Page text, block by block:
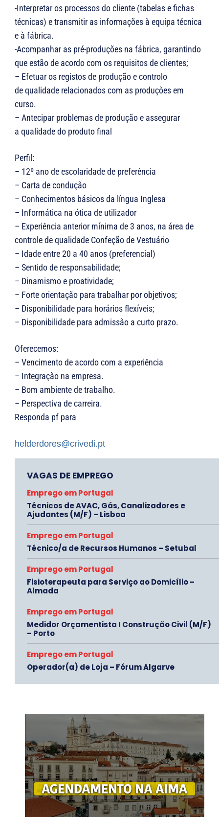
-Interpretar os processos do cliente (tabelas e fichas
técnicas) e transmitir as informações à equipa técnica
e à fábrica.
-Acompanhar as pré-produções na fábrica, garantindo
que estão de acordo com os requisitos de clientes;
– Efetuar os registos de produção e controlo
de qualidade relacionados com as produções em
curso.
– Antecipar problemas de produção e assegurar
a qualidade do produto final
Perfil:
– 12º ano de escolaridade de preferência
– Carta de condução
– Conhecimentos básicos da língua Inglesa
– Informática na ótica de utilizador
– Experiência anterior mínima de 3 anos, na área de
controle de qualidade Confeção de Vestuário
– Idade entre 20 a 40 anos (preferencial)
– Sentido de responsabilidade;
– Dinamismo e proatividade;
– Forte orientação para trabalhar por objetivos;
– Disponibilidade para horários flexíveis;
– Disponibilidade para admissão a curto prazo.
Oferecemos:
– Vencimento de acordo com a experiência
– Integração na empresa.
– Bom ambiente de trabalho.
– Perspectiva de carreira.
Responda pf para
helderdores@crivedi.pt
VAGAS DE EMPREGO
Emprego em Portugal
Técnicos de AVAC, Gás, Canalizadores e
Ajudantes (M/F) – Lisboa
Emprego em Portugal
Técnico/a de Recursos Humanos – Setubal
Emprego em Portugal
Fisioterapeuta para Serviço ao Domicílio –
Almada
Emprego em Portugal
Medidor Orçamentista I Construção Civil (M/F)
– Porto
Emprego em Portugal
Operador(a) de Loja – Fórum Algarve